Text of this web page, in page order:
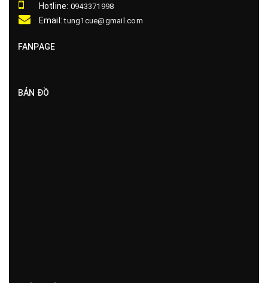
Hotline: 0943371998
Email:tung1cue@gmail.com
FANPAGE
BẢN ĐỒ